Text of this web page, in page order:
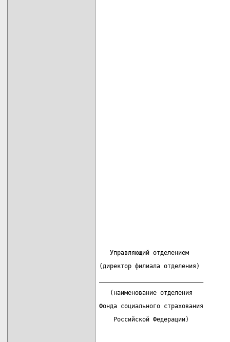
Управляющий отделением
(директор филиала отделения)
   (наименование отделения
Фонда социального страхования
    Российской Федерации)